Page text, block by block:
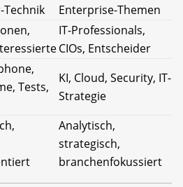
Technik
Enterprise-Themen
IT-Professionals,
CIOs, Entscheider
Tests,
KI, Cloud, Security, IT-
Strategie
Analytisch,
strategisch,
branchenfokussiert